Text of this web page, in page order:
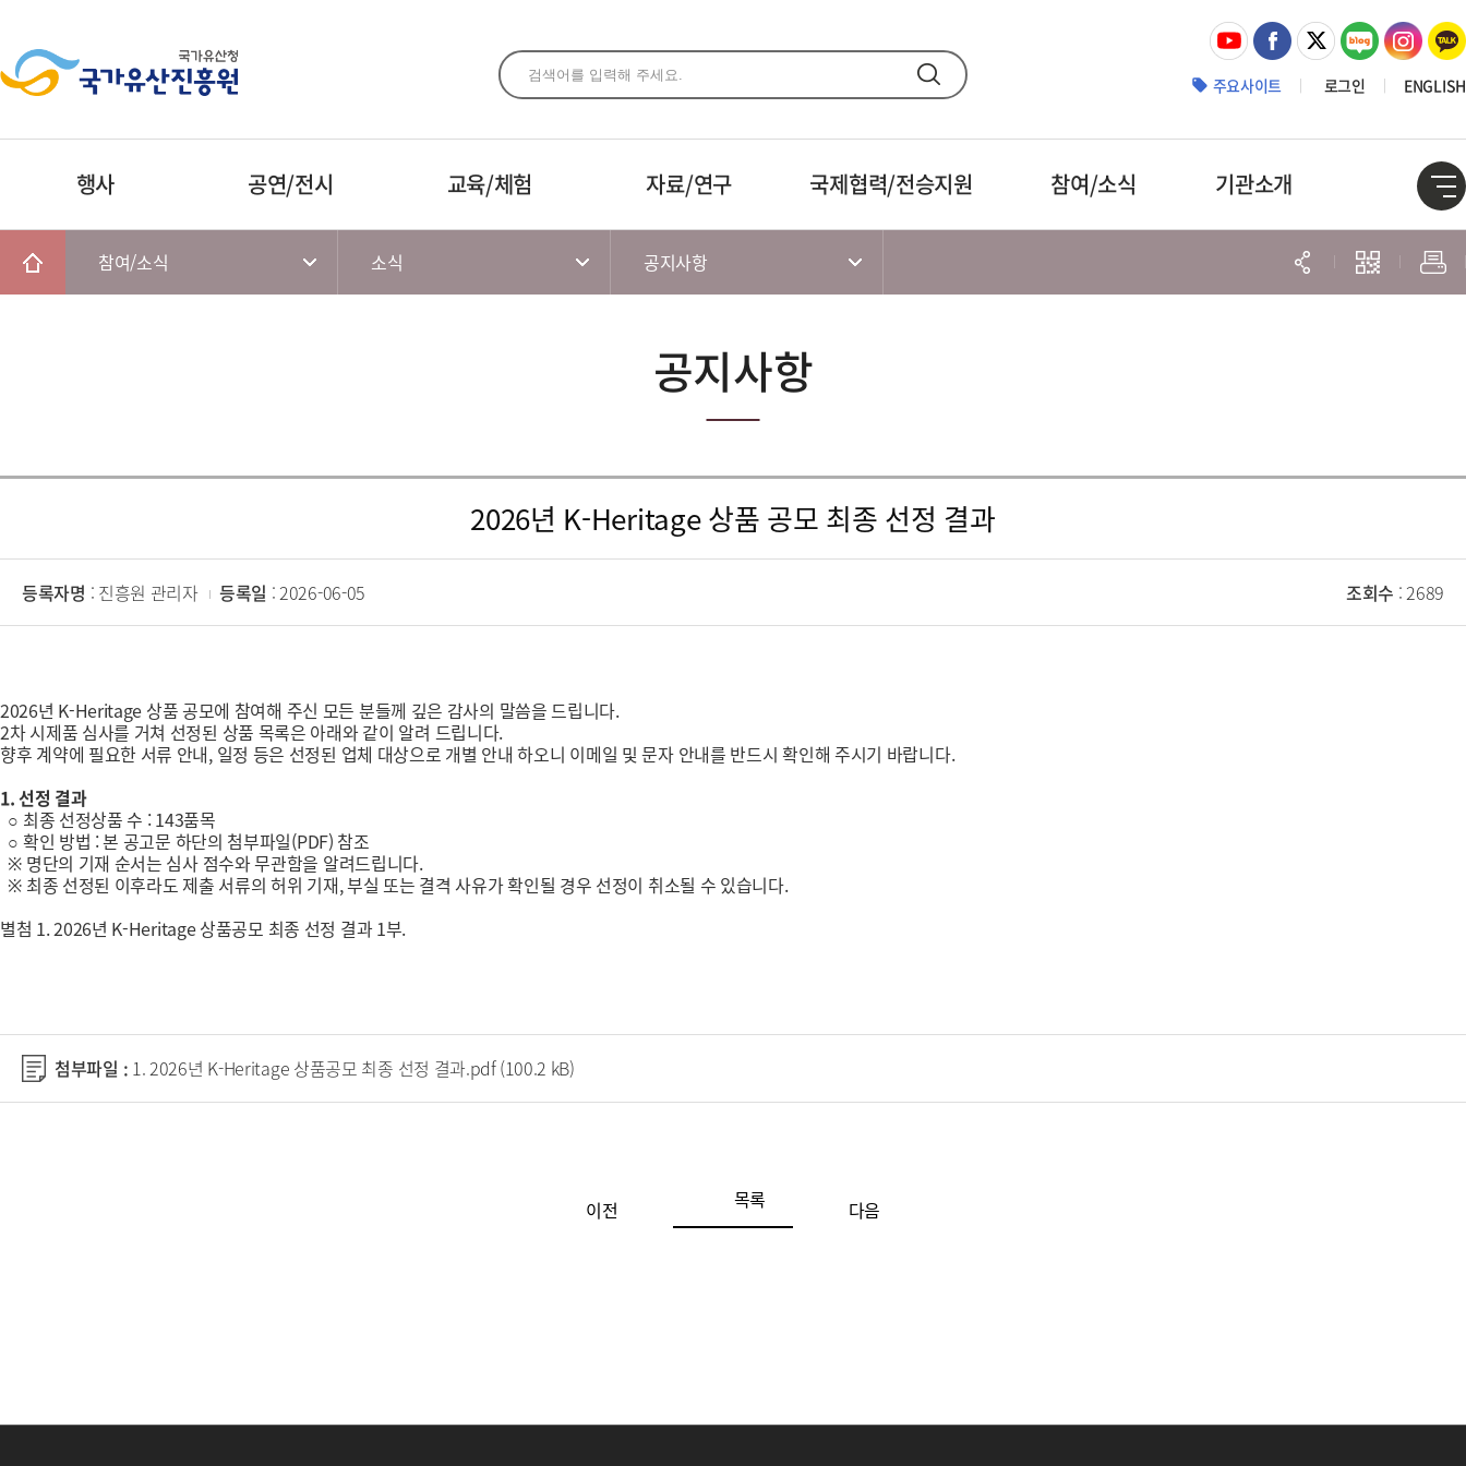
주요사이트 로그인 ENGLISH
행사 공연/전시 교육/체험 자료/연구 국제협력/전승지원 참여/소식 기관소개
참여/소식 소식 공지사항
공지사항
2026년 K-Heritage 상품 공모 최종 선정 결과
등록자명 : 진흥원 관리자 등록일 : 2026-06-05 조회수 : 2689
2026년 K-Heritage 상품 공모에 참여해 주신 모든 분들께 깊은 감사의 말씀을 드립니다.
2차 시제품 심사를 거쳐 선정된 상품 목록은 아래와 같이 알려 드립니다.
향후 계약에 필요한 서류 안내, 일정 등은 선정된 업체 대상으로 개별 안내 하오니 이메일 및 문자 안내를 반드시 확인해 주시기 바랍니다.
1. 선정 결과
○ 최종 선정상품 수 : 143품목
○ 확인 방법 : 본 공고문 하단의 첨부파일(PDF) 참조
※ 명단의 기재 순서는 심사 점수와 무관함을 알려드립니다.
※ 최종 선정된 이후라도 제출 서류의 허위 기재, 부실 또는 결격 사유가 확인될 경우 선정이 취소될 수 있습니다.
별첨 1. 2026년 K-Heritage 상품공모 최종 선정 결과 1부.
첨부파일 : 1. 2026년 K-Heritage 상품공모 최종 선정 결과.pdf(100.2 kB)
이전 목록 다음